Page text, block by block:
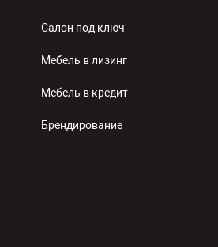
Салон под ключ
Мебель в лизинг
Мебель в кредит
Брендирование